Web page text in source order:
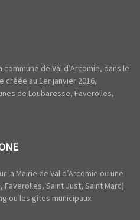
de Val d’Arcomie, dans le
créée au 1er janvier 2016,
de Loubaresse, Faverolles,
la Mairie de Val d’Arcomie ou une
Faverolles, Saint Just, Saint Marc)
ou les gîtes municipaux.